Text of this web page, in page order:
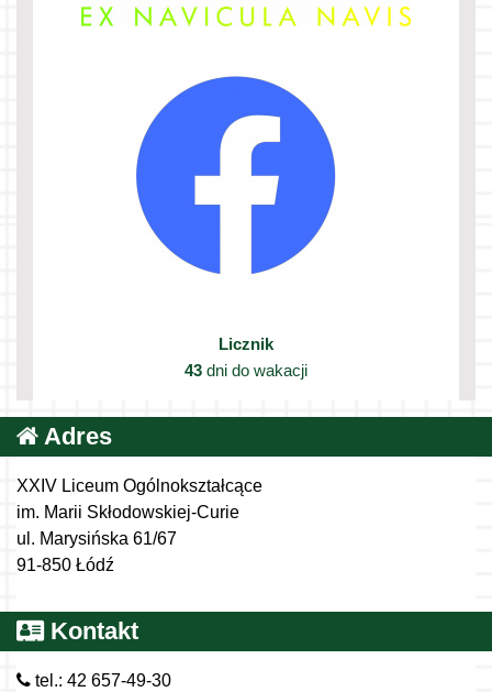
Licznik
43 dni do wakacji
Adres
XXIV Liceum Ogólnokształcące
im. Marii Skłodowskiej-Curie
ul. Marysińska 61/67
91-850 Łódź
Kontakt
tel.: 42 657-49-30